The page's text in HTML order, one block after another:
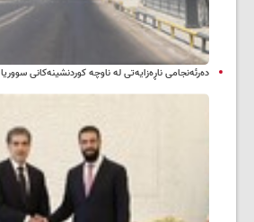
دەرئەنجامی ناڕەزایەتی لە ناوچە کوردنشینەکانی سووریا